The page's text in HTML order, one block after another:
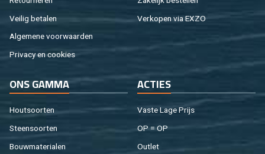
Vei­lig be­ta­len
Al­ge­me­ne voor­waar­den
Pri­va­cy en coo­kies
Ver­ko­pen via EXZO
ONS GAMMA
Hout­soor­ten
Steen­soor­ten
Bouw­ma­te­ri­a­len
AC­TIES
Vaste Lage Prijs
OP = OP
Out­let